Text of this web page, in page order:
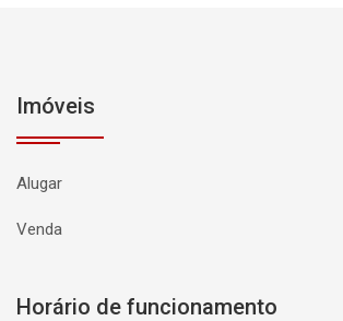
Imóveis
Alugar
Venda
Horário de funcionamento